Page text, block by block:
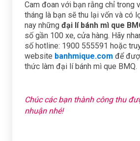
Cam đoan với bạn rằng chỉ trong
tháng là bạn sẽ thu lại vốn và có
nay những đại lí bánh mì que
số gần 100 xe, cửa hàng. Hãy
số hotline: 1900 555591 hoặc
website banhmique.com để
thức làm đại lí bánh mì que BMQ.
Chúc các bạn thành công thu
nhuận nhé!